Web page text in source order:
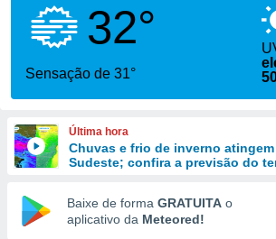
fornecidas
a este
das
e
forma
digital
32°
Sensação de 31°
Última hora
Chuvas e frio de inverno atingem
Sudeste; confira a previsão do
Baixe de forma GRATUITA o
aplicativo da Meteored!